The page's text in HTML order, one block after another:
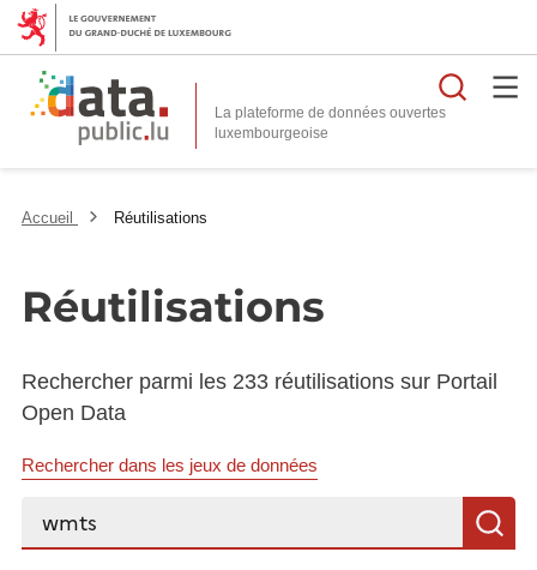
La plateforme de données ouvertes
Accueil Réutilisations
Réutilisations
Rechercher parmi les 233 réutilisations sur Portail
Open Data
Rechercher dans les jeux de données
Rechercher...